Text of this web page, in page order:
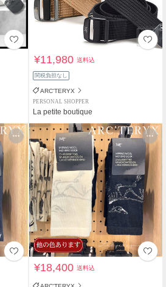
¥11,980送料込
関税負担なし
ARC'TERYX
PERSONAL SHOPPER
La petite boutique
¥18,400送料込